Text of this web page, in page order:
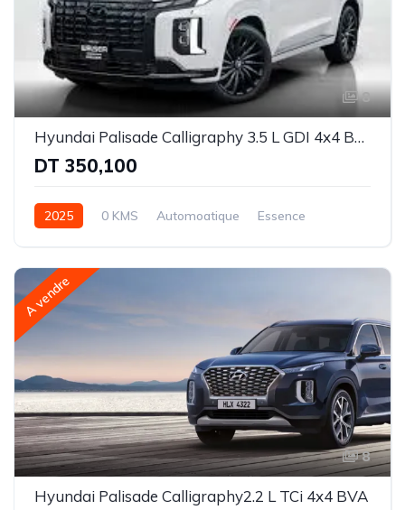
8
Hyundai Palisade Calligraphy 3.5 L GDI 4x4 BVA
DT 350,100
2025 0 KMS Automoatique
Essence
A vendre
8
Hyundai Palisade Calligraphy2.2 L TCi 4x4 BVA